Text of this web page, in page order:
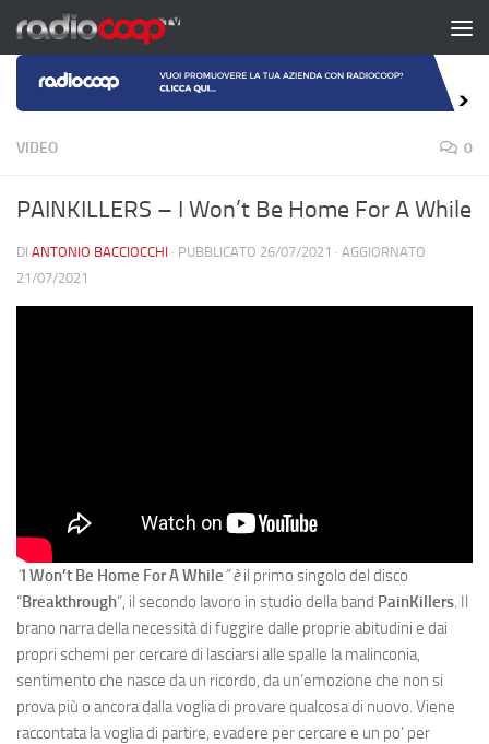
Salta al contenuto
VIDEO 0
PAINKILLERS – I Won’t Be Home For A While
DI ANTONIO BACCIOCCHI · PUBBLICATO 26/07/2021 · AGGIORNATO
21/07/2021
“I Won’t Be Home For A While” èil primo singolo del disco
“Breakthrough”, il secondo lavoro in studio della band PainKillers. Il
brano narra della necessità di fuggire dalle proprie abitudini e dai
propri schemi per cercare di lasciarsi alle spalle la malinconia,
sentimento che nasce da un ricordo, da un’emozione che non si
prova più o ancora dalla voglia di provare qualcosa di nuovo. Viene
raccontata la voglia di partire, evadere per cercare e un po’ per